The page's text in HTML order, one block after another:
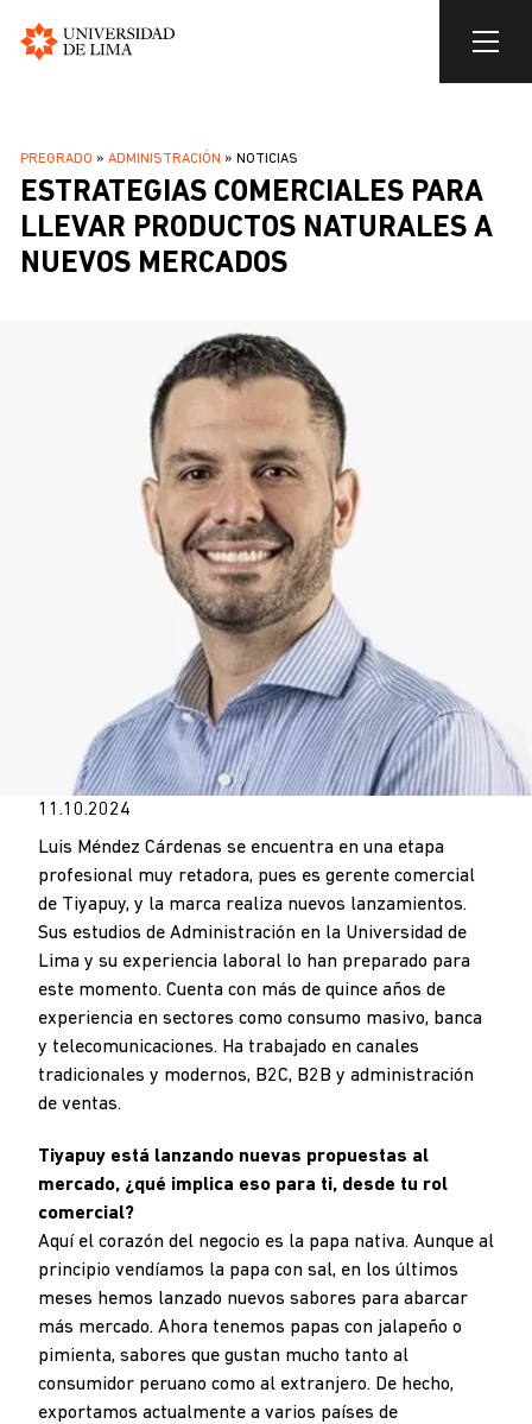
contenido
principal
SOBRESCRIBIR
ENLACES
DE
AYUDA
PREGRADO ADMINISTRACIÓN NOTICIAS
ESTRATEGIAS COMERCIALES PARA
LLEVAR PRODUCTOS NATURALES A
NUEVOS MERCADOS
11.10.2024
Luis Méndez Cárdenas se encuentra en una etapa
profesional muy retadora, pues es gerente comercial
de Tiyapuy, y la marca realiza nuevos lanzamientos.
Sus estudios de Administración en la Universidad de
Lima y su experiencia laboral lo han preparado para
este momento. Cuenta con más de quince años de
experiencia en sectores como consumo masivo, banca
y telecomunicaciones. Ha trabajado en canales
tradicionales y modernos, B2C, B2B y administración
de ventas.
Tiyapuy está lanzando nuevas propuestas al
mercado, ¿qué implica eso para ti, desde tu rol
comercial?
Aquí el corazón del negocio es la papa nativa. Aunque al
principio vendíamos la papa con sal, en los últimos
meses hemos lanzado nuevos sabores para abarcar
más mercado. Ahora tenemos papas con jalapeño o
pimienta, sabores que gustan mucho tanto al
consumidor peruano como al extranjero. De hecho,
exportamos actualmente a varios países de